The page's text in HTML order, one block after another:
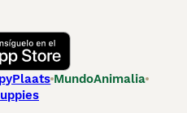
MundoAnimalia